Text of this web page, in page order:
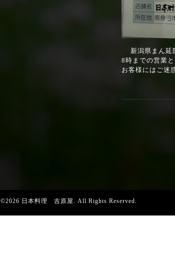
新潟県まん延
8時までの営業
お客様にはご迷
©2026 日本料理 吉原屋 . All Rights Reserved.